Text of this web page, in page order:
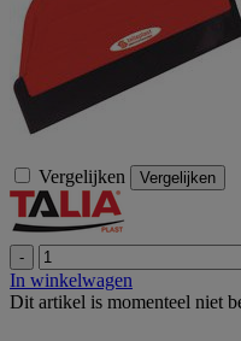
Vergelijken Vergelijken
-
In winkelwagen
Dit artikel is momenteel niet